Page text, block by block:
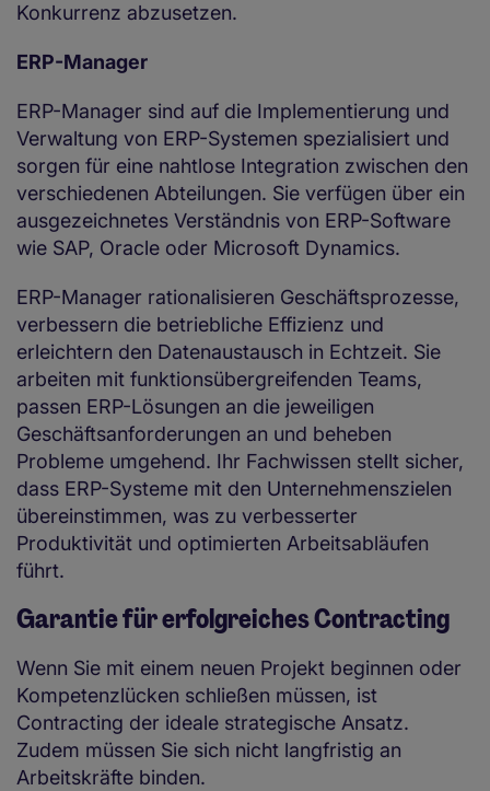
Konkurrenz abzusetzen.
ERP-Manager
ERP-Manager sind auf die Implementierung und
Verwaltung von ERP-Systemen spezialisiert und
sorgen für eine nahtlose Integration zwischen den
verschiedenen Abteilungen. Sie verfügen über ein
ausgezeichnetes Verständnis von ERP-Software
wie SAP, Oracle oder Microsoft Dynamics.
ERP-Manager rationalisieren Geschäftsprozesse,
verbessern die betriebliche Effizienz und
erleichtern den Datenaustausch in Echtzeit. Sie
arbeiten mit funktionsübergreifenden Teams,
passen ERP-Lösungen an die jeweiligen
Geschäftsanforderungen an und beheben
Probleme umgehend. Ihr Fachwissen stellt sicher,
dass ERP-Systeme mit den Unternehmenszielen
übereinstimmen, was zu verbesserter
Produktivität und optimierten Arbeitsabläufen
führt.
Garantie für erfolgreiches Contracting
Wenn Sie mit einem neuen Projekt beginnen oder
Kompetenzlücken schließen müssen, ist
Contracting der ideale strategische Ansatz.
Zudem müssen Sie sich nicht langfristig an
Arbeitskräfte binden.